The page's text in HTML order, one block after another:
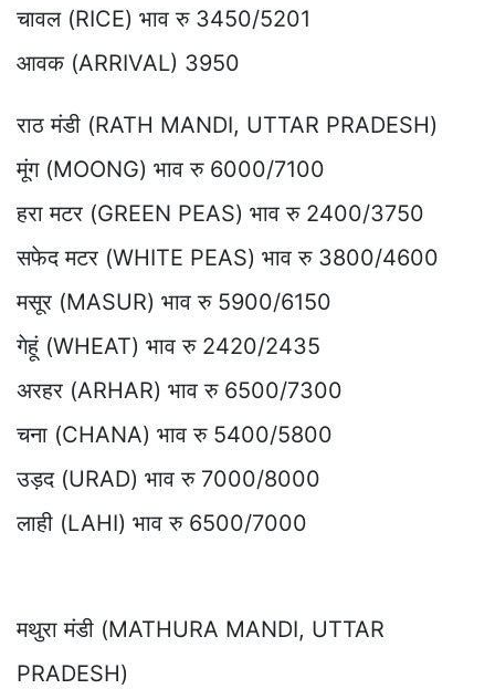
चावल (RICE) भाव रु 3450/5201
आवक (ARRIVAL) 3950
राठ मंडी (RATH MANDI, UTTAR PRADESH)
मूंग (MOONG) भाव रु 6000/7100
हरा मटर (GREEN PEAS) भाव रु 2400/3750
सफेद मटर (WHITE PEAS) भाव रु 3800/4600
मसूर (MASUR) भाव रु 5900/6150
गेहूं (WHEAT) भाव रु 2420/2435
अरहर (ARHAR) भाव रु 6500/7300
चना (CHANA) भाव रु 5400/5800
उड़द (URAD) भाव रु 7000/8000
लाही (LAHI) भाव रु 6500/7000
मथुरा मंडी (MATHURA MANDI, UTTAR
PRADESH)